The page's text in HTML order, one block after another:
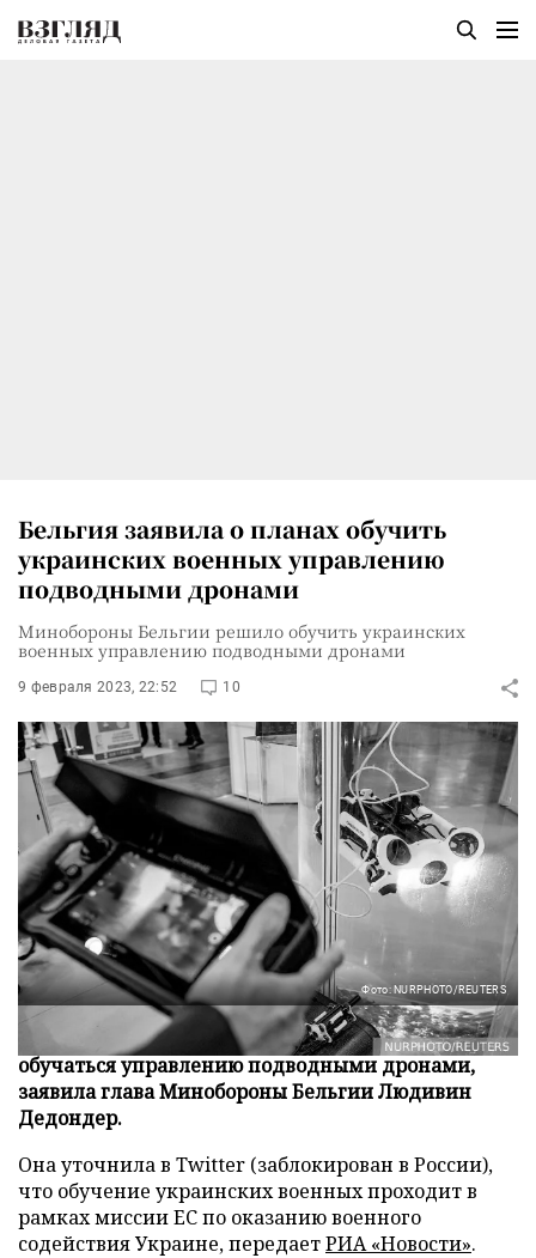
Бельгия заявила о планах обучить
украинских военных управлению
подводными дронами
Минобороны Бельгии решило обучить украинских
военных управлению подводными дронами
9 февраля 2023, 22:52 10
Фото: NURPHOTO/REUTERS
В Бельгию прибыли украинские военные, чтобы
обучаться управлению подводными дронами,
заявила глава Минобороны Бельгии Людивин
Дедондер.
Она уточнила в Twitter (заблокирован в России),
что обучение украинских военных проходит в
рамках миссии ЕС по оказанию военного
содействия Украине, передаетРИА «Новости».